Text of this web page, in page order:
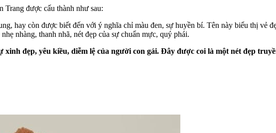
Trang được cấu thành như sau:
hay còn được biết đến với ý nghĩa chỉ màu đen, sự huyền bí. Tên này biểu thị vẻ
nhàng, thanh nhã, nét đẹp của sự chuẩn mực, quý phái.
xinh đẹp, yêu kiều, diễm lệ của người con gái. Đây được coi là một nét đẹp